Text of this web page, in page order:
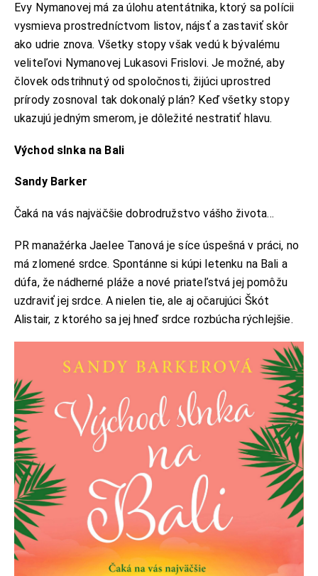
Evy Nymanovej má za úlohu atentátnika, ktorý sa polícii
vysmieva prostredníctvom listov, nájsť a zastaviť skôr
ako udrie znova. Všetky stopy však vedú k bývalému
veliteľovi Nymanovej Lukasovi Frislovi. Je možné, aby
človek odstrihnutý od spoločnosti, žijúci uprostred
prírody zosnoval tak dokonalý plán? Keď všetky stopy
ukazujú jedným smerom, je dôležité nestratiť hlavu.
Východ slnka na Bali
Sandy Barker
Čaká na vás najväčšie dobrodružstvo vášho života…
PR manažérka Jaelee Tanová je síce úspešná v práci, no
má zlomené srdce. Spontánne si kúpi letenku na Bali a
dúfa, že nádherné pláže a nové priateľstvá jej pomôžu
uzdraviť jej srdce. A nielen tie, ale aj očarujúci Škót
Alistair, z ktorého sa jej hneď srdce rozbúcha rýchlejšie.